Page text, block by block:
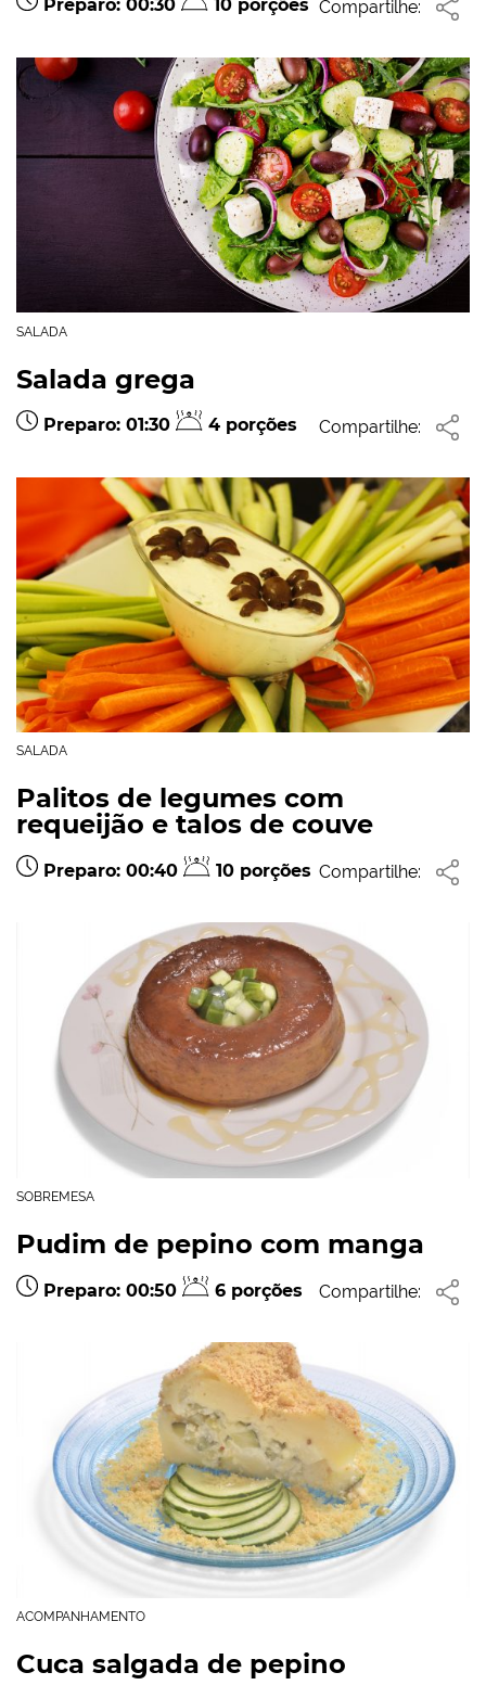
Preparo: 00:30 10 porções Compartilhe:
SALADA
Salada grega
Preparo: 01:30 4 porções Compartilhe:
SALADA
Palitos de legumes com
requeijão e talos de couve
Preparo: 00:40 10 porções Compartilhe:
SOBREMESA
Pudim de pepino com manga
Preparo: 00:50 6 porções Compartilhe:
ACOMPANHAMENTO
Cuca salgada de pepino